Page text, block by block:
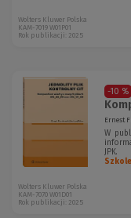
Wolters Kluwer Polska
KAM-7019 W01P01
Rok publikacji: 2025
-10 %
Ernest
W
JPK.
Wolters Kluwer Polska
KAM-7070 W01D01
Rok publikacji: 2025